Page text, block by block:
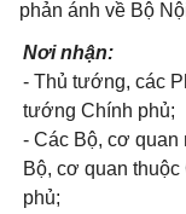
phản ánh về Bộ
Nơi nhận:
- Thủ tướng, các
tướng Chính phủ;
- Các Bộ, cơ quan
Bộ, cơ quan thuộc
phủ;